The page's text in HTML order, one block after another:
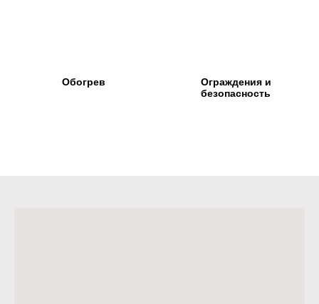
Обогрев
Ограждения и
безопасность